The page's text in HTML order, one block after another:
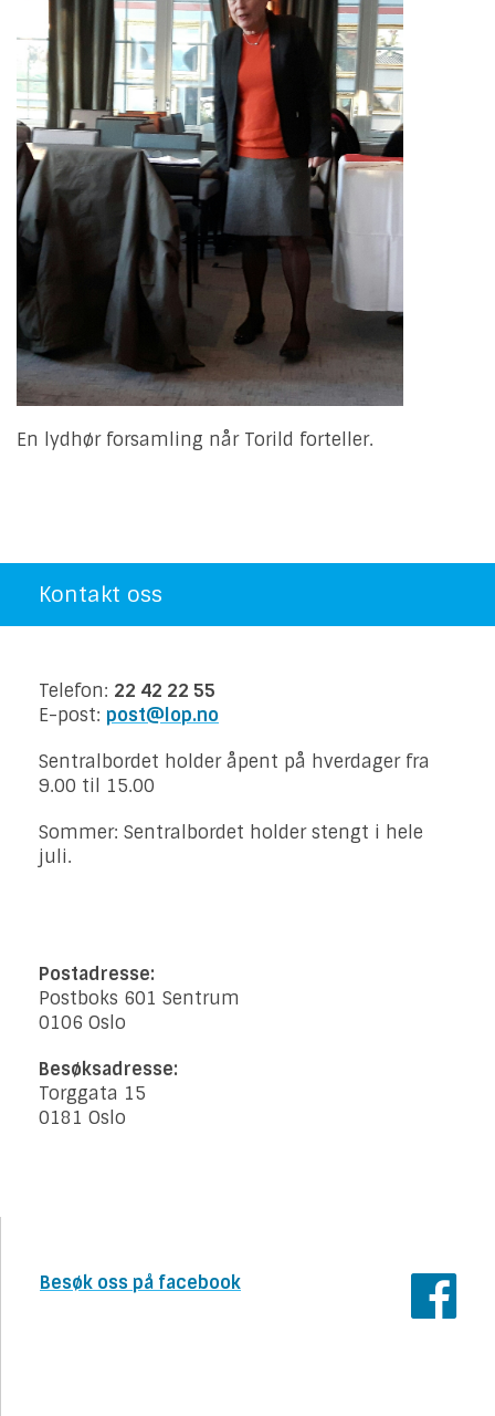
En lydhør forsamling når Torild forteller.
Kontakt oss
Telefon: 22 42 22 55
E-post: post@lop.no
Sentralbordet holder åpent på hverdager fra
9.00 til 15.00
Sommer: Sentralbordet holder stengt i hele
juli.
Postadresse:
Postboks 601 Sentrum
0106 Oslo
Besøksadresse:
Torggata 15
0181 Oslo
Besøk oss på facebook